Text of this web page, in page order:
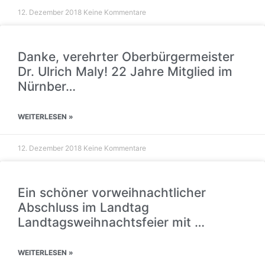
12. Dezember 2018 Keine Kommentare
Danke, verehrter Oberbürgermeister
Dr. Ulrich Maly! 22 Jahre Mitglied im
Nürnber…
WEITERLESEN »
12. Dezember 2018 Keine Kommentare
Ein schöner vorweihnachtlicher
Abschluss im Landtag
Landtagsweihnachtsfeier mit …
WEITERLESEN »